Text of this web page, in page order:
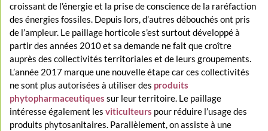
croissant de l’énergie et la prise de conscience de la raréfaction
des énergies fossiles. Depuis lors, d’autres débouchés ont pris
de l’ampleur. Le paillage horticole s’est surtout développé à
partir des années 2010 et sa demande ne fait que croître
auprès des collectivités territoriales et de leurs groupements.
L’année 2017 marque une nouvelle étape car ces collectivités
ne sont plus autorisées à utiliser des produits
phytopharmaceutiques sur leur territoire. Le paillage
intéresse également lesviticulteurs pour réduire l’usage des
produits phytosanitaires. Parallèlement, on assiste à une